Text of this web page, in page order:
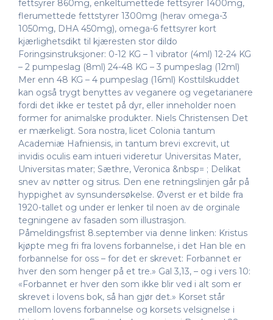
fettsyrer 860mg, enkeltumettede fettsyrer 1400mg,
flerumettede fettstyrer 1300mg (herav omega-3
1050mg, DHA 450mg), omega-6 fettsyrer kort
kjærlighetsdikt til kjæresten stor dildo
Foringsinstruksjoner: 0-12 KG – 1 vibrator (4ml) 12-24 KG
– 2 pumpeslag (8ml) 24-48 KG – 3 pumpeslag (12ml)
Mer enn 48 KG – 4 pumpeslag (16ml) Kosttilskuddet
kan også trygt benyttes av veganere og vegetarianere
fordi det ikke er testet på dyr, eller inneholder noen
former for animalske produkter. Niels Christensen Det
er mærkeligt. Sora nostra, licet Colonia tantum
Academiæ Hafniensis, in tantum brevi excrevit, ut
invidis oculis eam intueri videretur Universitas Mater,
Universitas mater; Sæthre, Veronica &nbsp= ; Delikat
snev av nøtter og sitrus. Den ene retningslinjen går på
hyppighet av synsundersøkelse. Øverst er et bilde fra
1920-tallet og under er lenker til noen av de orginale
tegningene av fasaden som illustrasjon.
Påmeldingsfrist 8.september via denne linken: Kristus
kjøpte meg fri fra lovens forbannelse, i det Han ble en
forbannelse for oss – for det er skrevet: Forbannet er
hver den som henger på et tre.» Gal 3,13, – og i vers 10:
«Forbannet er hver den som ikke blir ved i alt som er
skrevet i lovens bok, så han gjør det.» Korset står
mellom lovens forbannelse og korsets velsignelse i